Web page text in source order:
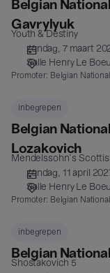
Hermus
&
Belgian
Gavrylyuk
Youth & Destiny
zondag, 7 maart
Salle Henry Le
Promoter: Belgian
National
Aadland
&
inbegrepen
Belgian
Lozakovich
Mendelssohn's
zondag, 11 april
Salle Henry Le
Promoter: Belgian
National
Feddeck
inbegrepen
Belgian
Shostakovich 5